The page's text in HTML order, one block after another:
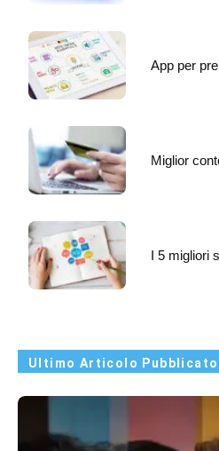
App per
Miglior
I 5 migliori
Ultimo Articolo Pubblicato